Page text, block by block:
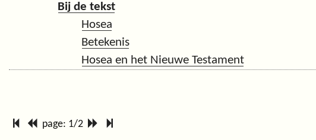
Bij de tekst
Hosea
Betekenis
Hosea en het Nieuwe Testament
page: 1/2